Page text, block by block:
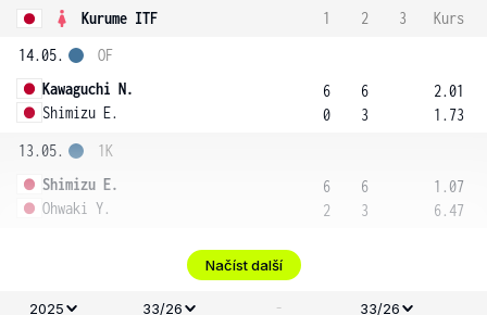
Kurume ITF 1 2 3
Kurs
14.05.
Kawaguchi N.
Shimizu E.
OF
6
0
6
3
2.01
1.73
13.05.
Shimizu E.
Ohwaki Y.
1K
6
2
6
3
1.07
6.47
Načíst další
2025 33/26 -
33/26